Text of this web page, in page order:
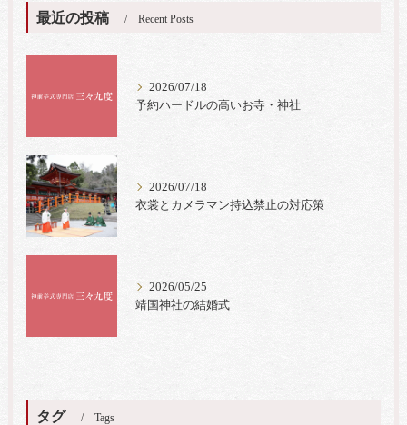
最近の投稿 Recent Posts
2026/07/18
予約ハードルの高いお寺・神社
2026/07/18
衣裳とカメラマン持込禁止の対応策
2026/05/25
靖国神社の結婚式
タグ Tags